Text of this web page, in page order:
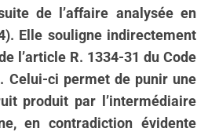
de l’affaire analysée en
Elle souligne indirectement
l’article R. 1334-31 du Code
Celui-ci permet de punir une
produit par l’intermédiaire
en contradiction évidente